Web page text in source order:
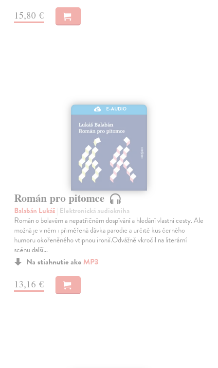
15,80 €
E-AUDIO
Román pro pitomce
Balabán Lukáš| Elektronická audiokniha
Román o bolavém a nepatřičném dospívání a hledání vlastní cesty. Ale
možná je v něm i přiměřená dávka parodie a určitě kus černého
humoru okořeněného vtipnou ironií.Odvážně vkročil na literární
scénu další…
Na stiahnutie ako MP3
13,16 €